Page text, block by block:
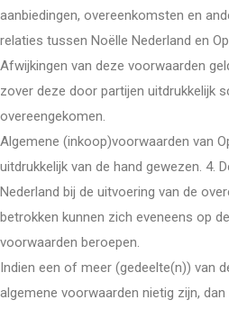
aanbiedingen, overeenkomsten en
relaties tussen Noëlle Nederland en
Afwijkingen van deze voorwaarden
zover deze door partijen uitdrukkelijk
overeengekomen.
Algemene (inkoop)voorwaarden van
uitdrukkelijk van de hand gewezen. 4.
Nederland bij de uitvoering van de
betrokken kunnen zich eveneens op
voorwaarden beroepen.
Indien een of meer (gedeelte(n)) van
algemene voorwaarden nietig zijn,